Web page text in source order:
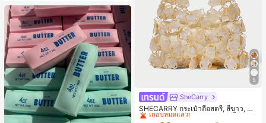
ขวัญในอุดมคติสำหรับคริสต์มาส, วันว
าเลนไทน์, อีสเตอร์, ฤดูแต่งงานและวันเ
กิดสำหรับแฟนสาว
5
SheCarry
SHECARRY กระเป๋าถือสตรี, สีขาว, แฟ
ชั่น, สง่างาม, วันหยุด, งานปาร์ตี้
#1 ขายดี
เกือบหมดแล้ว!
#1 ขายดี
#1 ขายดี